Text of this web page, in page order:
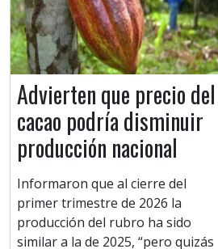
Advierten que precio del
cacao podría disminuir
producción nacional
Informaron que al cierre del
primer trimestre de 2026 la
producción del rubro ha sido
similar a la de 2025, “pero quizás